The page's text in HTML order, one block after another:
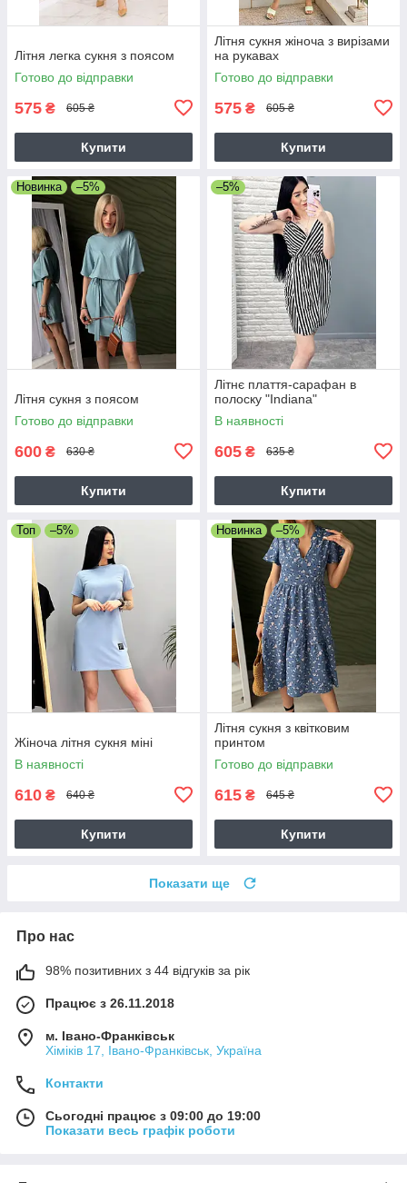
Літня легка сукня з поясом
Готово до відправки
575 ₴ 605 ₴
Купити
Літня сукня жіноча з вирізами
на рукавах
Готово до відправки
575 ₴ 605 ₴
Купити
Новинка –5%
Літня сукня з поясом
Готово до відправки
600 ₴ 630 ₴
Купити
–5%
Літнє плаття-сарафан в
полоску "Indiana"
В наявності
605 ₴ 635 ₴
Купити
Топ –5%
Жіноча літня сукня міні
В наявності
610 ₴ 640 ₴
Купити
Новинка –5%
Літня сукня з квітковим
принтом
Готово до відправки
615 ₴ 645 ₴
Купити
Показати ще
Про нас
98% позитивних з 44 відгуків за рік
Працює з 26.11.2018
м. Івано-Франківськ
Хіміків 17, Івано-Франківськ, Україна
Контакти
Сьогодні працює з 09:00 до 19:00
Показати весь графік роботи